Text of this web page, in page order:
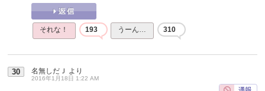
それな！ 193 うーん… 310
30 名無しだＪ より
2016年1月18日 1:22 AM